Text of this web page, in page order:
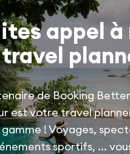
appel
travel
de Booking
est votre travel
gamme ! Voyages,
sportifs, ...